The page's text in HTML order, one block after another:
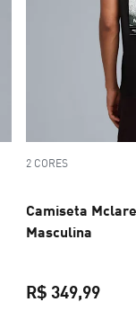
2 CORES
Camiseta
Masculina
R$ 349,99